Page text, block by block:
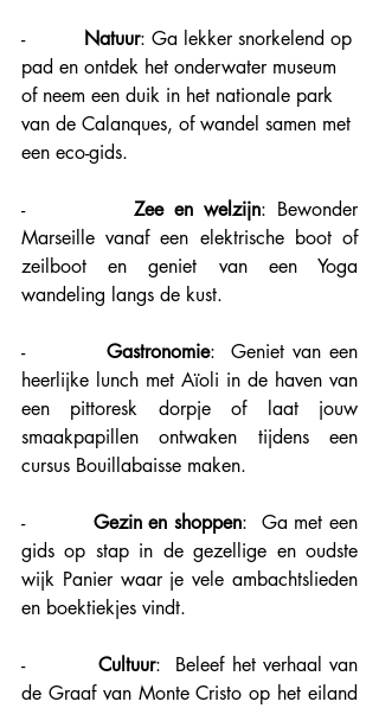
- Natuur: Ga lekker snorkelend op
pad en ontdek het onderwater museum
of neem een duik in het nationale park
van de Calanques, of wandel samen met
een eco-gids.
- Zee en welzijn: Bewonder
Marseille vanaf een elektrische boot of
zeilboot en geniet van een Yoga
wandeling langs de kust.
- Gastronomie:  Geniet van een
heerlijke lunch met Aïoli in de haven van
een pittoresk dorpje of laat jouw
smaakpapillen ontwaken tijdens een
cursus Bouillabaisse maken.
- Gezin en shoppen:  Ga met een
gids op stap in de gezellige en oudste
wijk Panier waar je vele ambachtslieden
en boektiekjes vindt.
- Cultuur:  Beleef het verhaal van
de Graaf van Monte Cristo op het eiland